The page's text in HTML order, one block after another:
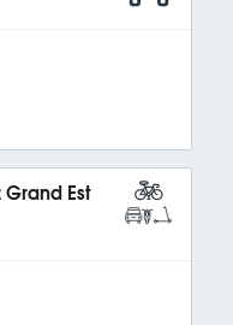
Est